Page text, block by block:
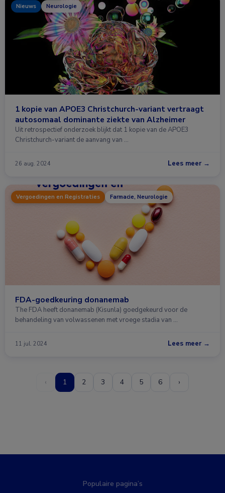
Nieuws Neurologie
1 kopie van APOE3 Christchurch-variant vertraagt
autosomaal dominante ziekte van Alzheimer
Uit retrospectief onderzoek blijkt dat 1 kopie van de APOE3
Christchurch-variant de aanvang van …
26 aug. 2024 Lees meer →
Vergoedingen en Registraties Farmacie, Neurologie
FDA-goedkeuring donanemab
The FDA heeft donanemab (Kisunla) goedgekeurd voor de
behandeling van volwassenen met vroege stadia van …
11 jul. 2024 Lees meer →
‹ 1 2 3 4 5 6 ›
Populaire pagina’s